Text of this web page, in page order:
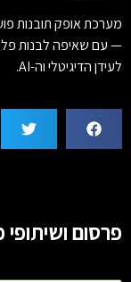
מערכת אופק תובנות
— עם שאיפה לבנות
לעידן הדיגיטלי וה-AI.
פרסום ושיתופי